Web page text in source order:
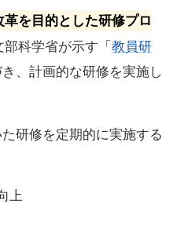
を目的とした研修プロ
部科学省が示す「教員研
き、計画的な研修を実施し
研修を定期的に実施する
上